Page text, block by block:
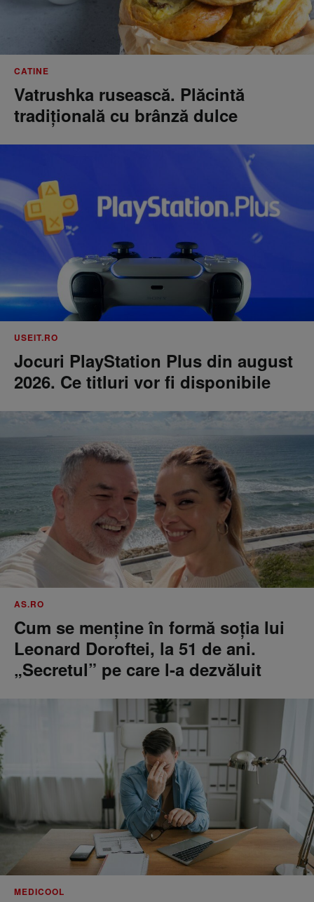
CATINE
Vatrushka rusească. Plăcintă
tradițională cu brânză dulce
USEIT.RO
Jocuri PlayStation Plus din august
2026. Ce titluri vor fi disponibile
AS.RO
Cum se menţine în formă soţia lui
Leonard Doroftei, la 51 de ani.
„Secretul” pe care l-a dezvăluit
MEDICOOL